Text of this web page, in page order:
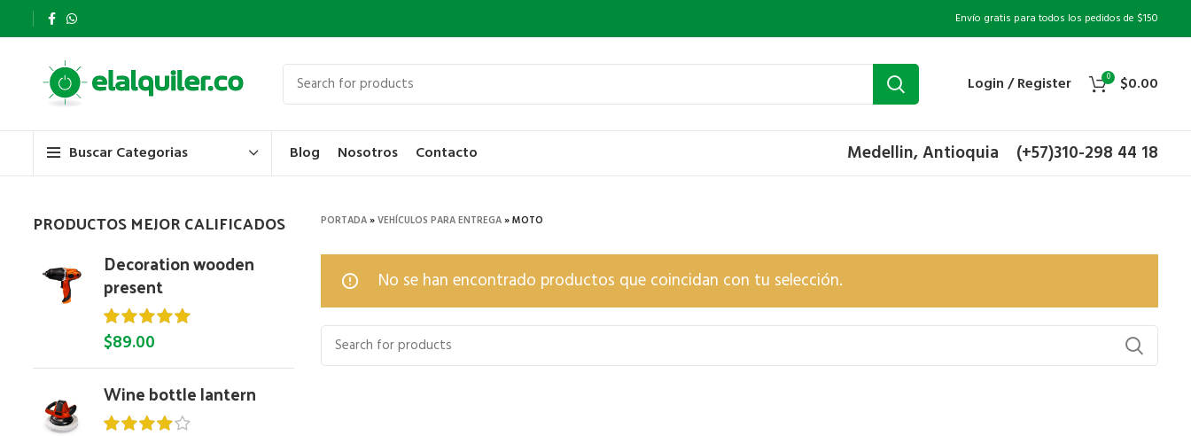
Envío gratis para todos los pedidos de $150
Login / Register 0 $0.00
Buscar Categorias Blog Nosotros Contacto Medellin, Antioquia (+57)310-298 44 18
PRODUCTOS MEJOR CALIFICADOS
Decoration wooden
present
$89.00
Wine bottle lantern
PORTADA»VEHÍCULOS PARA ENTREGA»MOTO
No se han encontrado productos que coincidan con tu selección.